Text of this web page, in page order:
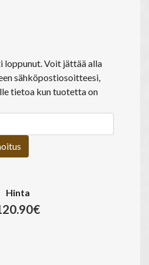
loppunut. Voit jättää alla
sähköpostiosoitteesi,
tietoa kun tuotetta on
Hinta